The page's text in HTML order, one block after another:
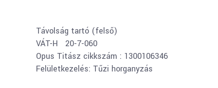
Távolság tartó (felső)
VÁT-H 20-7-060
Opus Titász cikkszám : 1300106346
Felületkezelés: Tűzi horganyzás